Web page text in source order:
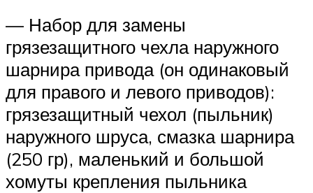
— Набор для замены
грязезащитного чехла наружного
шарнира привода (он одинаковый
для правого и левого приводов):
грязезащитный чехол (пыльник)
наружного шруса, смазка шарнира
(250 гр), маленький и большой
хомуты крепления пыльника